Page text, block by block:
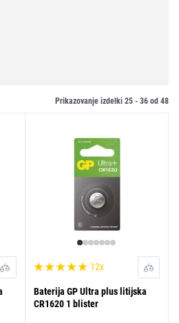
Prikazovanje izdelki 25 - 36 od 48
12x
Baterija GP Ultra plus litijska
CR1620 1 blister